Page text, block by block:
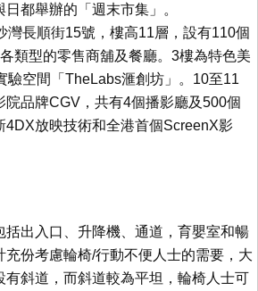
都舉辦的「週末市集」。
灣長順街15號，樓高11層，設有110個
類型的零售商舖及餐廳。3樓為特色美
驗空間「TheLabs滙創坊」。10至11
院品牌CGV，共有4個播影廳及500個
4DX放映技術和全港首個ScreenX影
括出入口、升降機、通道，育嬰室和暢
充份考慮輪椅/行動不便人士的需要，大
有斜道，而斜道較為平坦，輪椅人士可